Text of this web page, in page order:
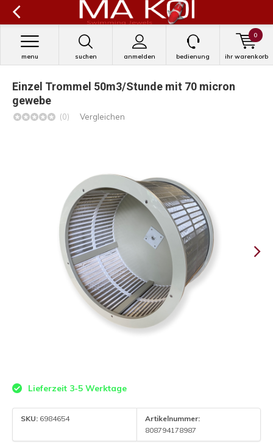
suchen anmelden
menu bedienung ihr warenkorb
0
Einzel Trommel 50m3/Stunde mit 70 micron
gewebe
(0) Vergleichen
Lieferzeit 3-5 Werktage
SKU: 6984654
Artikelnummer:
808794178987